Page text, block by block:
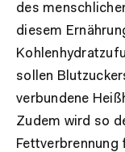
des
diesem
sollen
verbundene
Zudem wird so